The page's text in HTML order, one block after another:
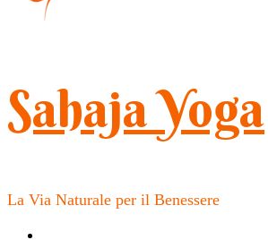
Sahaja Yoga
La Via Naturale per il Benessere